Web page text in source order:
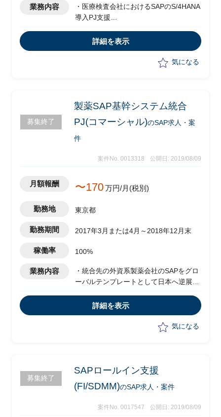
業務内容
・医療検査会社におけるSAPのS/4HANA
導入PJ支援
・請求、改修(FI-AR)領域で、概要設計
を実施
詳細を表示
気になる
募集終了
製薬SAP基幹システム統合
PJ(コマーシャル)のSAP求人・案
件
案件No. 0013318 公開日: 2019/08/09
月額報酬 〜170万円/月(税別)
勤務地 東京都
勤務期間 2017年3月または4月～2018年12月末
稼働率 100%
業務内容
・統合先の外資系製薬会社のSAPをグロ
ーバルテンプレートとして日本へ逆展
・グローバルチーム主導のPJ
・日本側の取りまとめ役として、クライ
アント側に立ちプロジェクトを推進
・コマーシャルチームPMO：1名
詳細を表示
気になる
募集終了
SAPロールイン支援
(FI/SDMM)のSAP求人・案件
案件No. 0017547 公開日: 2019/08/09